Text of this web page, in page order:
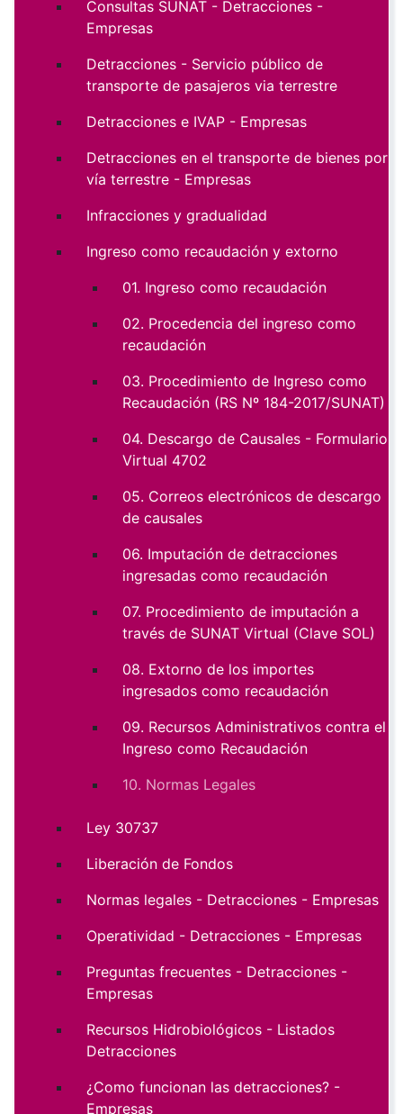
Consultas SUNAT - Detracciones -
Empresas
Detracciones - Servicio público de
transporte de pasajeros via terrestre
Detracciones e IVAP - Empresas
Detracciones en el transporte de bienes por
vía terrestre - Empresas
Infracciones y gradualidad
Ingreso como recaudación y extorno
01. Ingreso como recaudación
02. Procedencia del ingreso como
recaudación
03. Procedimiento de Ingreso como
Recaudación (RS Nº 184-2017/SUNAT)
04. Descargo de Causales - Formulario
Virtual 4702
05. Correos electrónicos de descargo
de causales
06. Imputación de detracciones
ingresadas como recaudación
07. Procedimiento de imputación a
través de SUNAT Virtual (Clave SOL)
08. Extorno de los importes
ingresados como recaudación
09. Recursos Administrativos contra el
Ingreso como Recaudación
10. Normas Legales
Ley 30737
Liberación de Fondos
Normas legales - Detracciones - Empresas
Operatividad - Detracciones - Empresas
Preguntas frecuentes - Detracciones -
Empresas
Recursos Hidrobiológicos - Listados
Detracciones
¿Como funcionan las detracciones? -
Empresas